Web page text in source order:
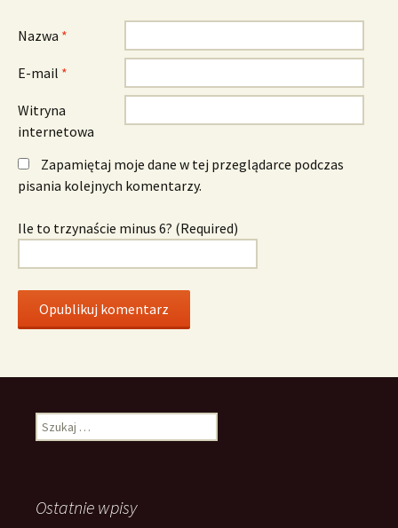
Nazwa *
E-mail *
Witryna
internetowa
Zapamiętaj moje dane w tej przeglądarce podczas
pisania kolejnych komentarzy.
Ile to trzynaście minus 6? (Required)
Szukaj:
Ostatnie wpisy